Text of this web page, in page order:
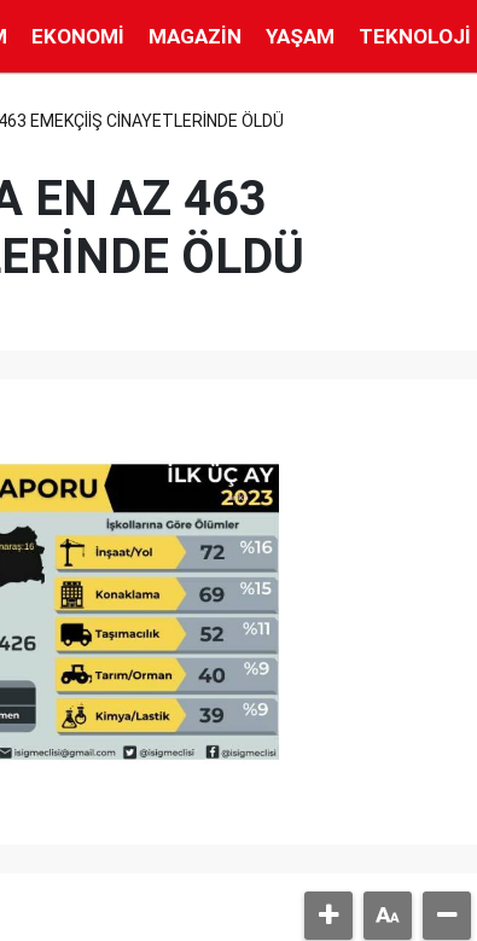
EKONOMI MAGAZIN YAŞAM TEKNOLOJI
EMEKÇİİŞ CİNAYETLERİNDE ÖLDÜ
EN AZ 463
ÖLDÜ